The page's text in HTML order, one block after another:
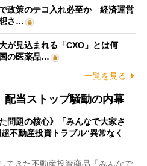
政策のテコ入れ必至か 経済運営
さ…
が見込まれる「CXO」とは何
の医薬品…
一覧を見る
配当ストップ騒動の内幕
問題の核心》「みんなで大家さ
不動産投資トラブル“異常なく
きた不動産投資商品「みんなで